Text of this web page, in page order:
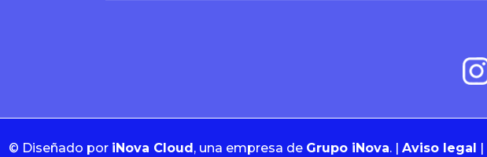
© Diseñado por iNova Cloud, una empresa de Grupo iNova. | Aviso legal |